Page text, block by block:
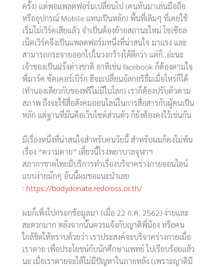
ครั้ง) แต่พอแพลตฟอร์มเปลี่ยนไป (คนหันมาเล่นมือถือ
หรืออุปกรณ์ Mobile แทนเป็นหลัก) พื้นที่เดิมๆ ที่เคยใช้
เริ่มไม่เวิร์คเสียแล้ว จำเป็นต้องย้ายสถานะใหม่ โซเซียล
เน็ตเวิร์คจึงเป็นแพลตฟอร์มหนึ่งที่น่าสนใจ มาแรง และ
สามารถกระจายออกไปในวงกว้างได้ดีกว่า แต่ก็..อ่ะนะ
เจ้าของเป็นฝรั่งต่างชาติ อาทิเช่น facebook ก็ต้องตามใจ
พี่มาร์ค ซัคเคอร์เบิร์ก ฮีจะเปลี่ยนอัลกอริธึ่มเมื่อไหร่ก็ได้
(ทำนองเดียวกับของฟรีไม่มีในโลก) เราก็ต้องปรับตัวตาม
สภาพ ถึงจะใช้สื่อสังคมออนไลน์ในการสื่อสารกับผู้คนเป็น
หลัก แต่ฐานที่มั่นคือเว็บไซต์ส่วนตัว ก็ยังต้องคงไว้เช่นกัน
มีเรื่องหนึ่งที่น่าสนใจสำหรับคนวัยนี้ สำหรับผมก็คงไม่พ้น
เรื่อง “ความตาย” เดี๋ยวนี้โรงพยาบาลจุฬาฯ
สภากาชาดไทยมีบริการทำเรื่องบริจาคร่างกายออนไลน์
แบบง่ายมั่กๆ อันนี้ผมขอแนะนำเลย
: https://bodydonate.redcross.or.th/
ผมก็เพิ่งไปกรอกข้อมูลมา (เมื่อ 22 ก.ค. 2562) ง่ายและ
สะดวกมาก หลังจากนั้นควรแจ้งกับญาติพี่น้อง หรือคน
ใกล้ชิดให้ทราบด้วยว่า เราประสงค์จะบริจาคร่างกายเมื่อ
เราตาย เพื่อประโยชน์กับนักศึกษาแพทย์ ไปเรียบร้อยแล้ว
นะ เมื่อเราตายจะได้ไม่มีปัญหาในภายหลัง (เพราะญาติมี